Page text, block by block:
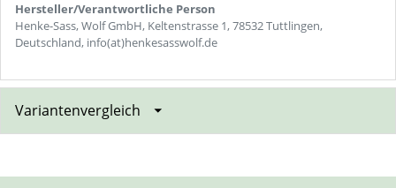
Hersteller/Verantwortliche Person
Henke-Sass, Wolf GmbH, Keltenstrasse 1, 78532 Tuttlingen,
Deutschland, info(at)henkesasswolf.de
Variantenvergleich